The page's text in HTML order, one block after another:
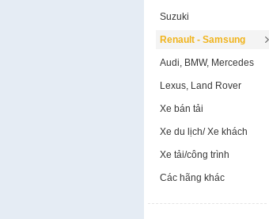
Suzuki
Renault - Samsung
Audi, BMW, Mercedes
Lexus, Land Rover
Xe bán tải
Xe du lịch/ Xe khách
Xe tải/công trình
Các hãng khác